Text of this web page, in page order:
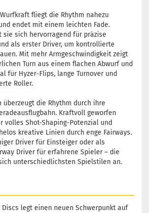
1
Lieferzeit:
3 Arbeitstage
Farbton:
Bläulich
Lieferzeit:
3 Arbeitstage
fliegt die Rhythm nahezu
endet mit einem leichten Fade.
sie sich hervorragend für präzise
als erster Driver, um kontrollierte
Mit mehr Armgeschwindigkeit zeigt
Turn aus einem flachen Abwurf und
für Hyzer-Flips, lange Turnover und
Roller.
überzeugt die Rhythm durch ihre
Kraftvoll geworfen
Shot-Shaping-Potenzial und
kreative Linien durch enge Fairways.
Driver für Einsteiger oder als
Driver für erfahrene Spieler – die
unterschiedlichsten Spielstilen an.
Discs legt einen neuen Schwerpunkt auf